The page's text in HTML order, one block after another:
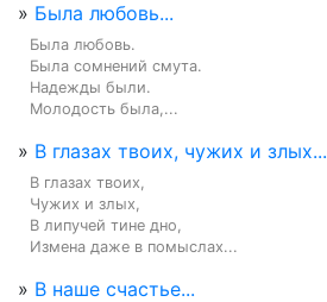
» Была любовь...
Была любовь.
Была сомнений смута.
Надежды были.
Молодость была,...
» В глазах твоих, чужих и злых...
В глазах твоих,
Чужих и злых,
В липучей тине дно,
Измена даже в помыслах...
» В наше счастье...